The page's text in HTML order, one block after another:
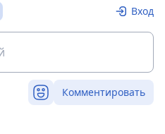
Вход
Комментировать